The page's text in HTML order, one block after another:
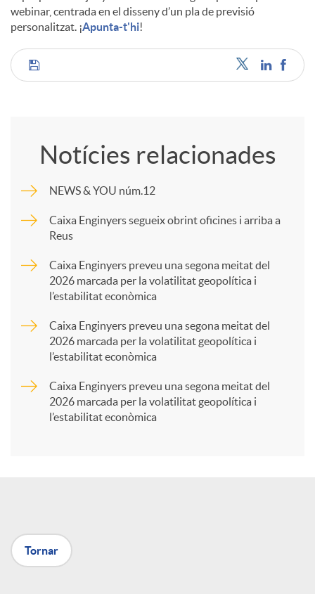
webinar, centrada en el disseny d’un pla de previsió
personalitzat. ¡Apunta-t'hi!
C
m
p
a
X
Notícies relacionades
NEWS & YOU núm.12
Caixa Enginyers segueix obrint oficines i arriba a
Reus
Caixa Enginyers preveu una segona meitat del
2026 marcada per la volatilitat geopolítica i
l’estabilitat econòmica
Caixa Enginyers preveu una segona meitat del
2026 marcada per la volatilitat geopolítica i
l’estabilitat econòmica
Caixa Enginyers preveu una segona meitat del
2026 marcada per la volatilitat geopolítica i
l’estabilitat econòmica
Tornar